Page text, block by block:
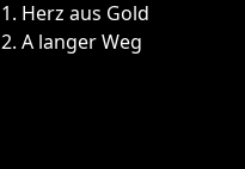
1. Herz aus Gold
2. A langer Weg